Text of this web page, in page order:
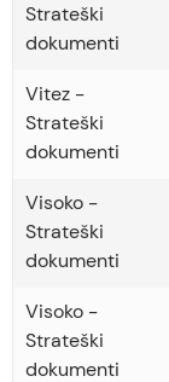
Strateški
dokumenti
Vitez -
Strateški
dokumenti
Visoko -
Strateški
dokumenti
Visoko -
Strateški
dokumenti